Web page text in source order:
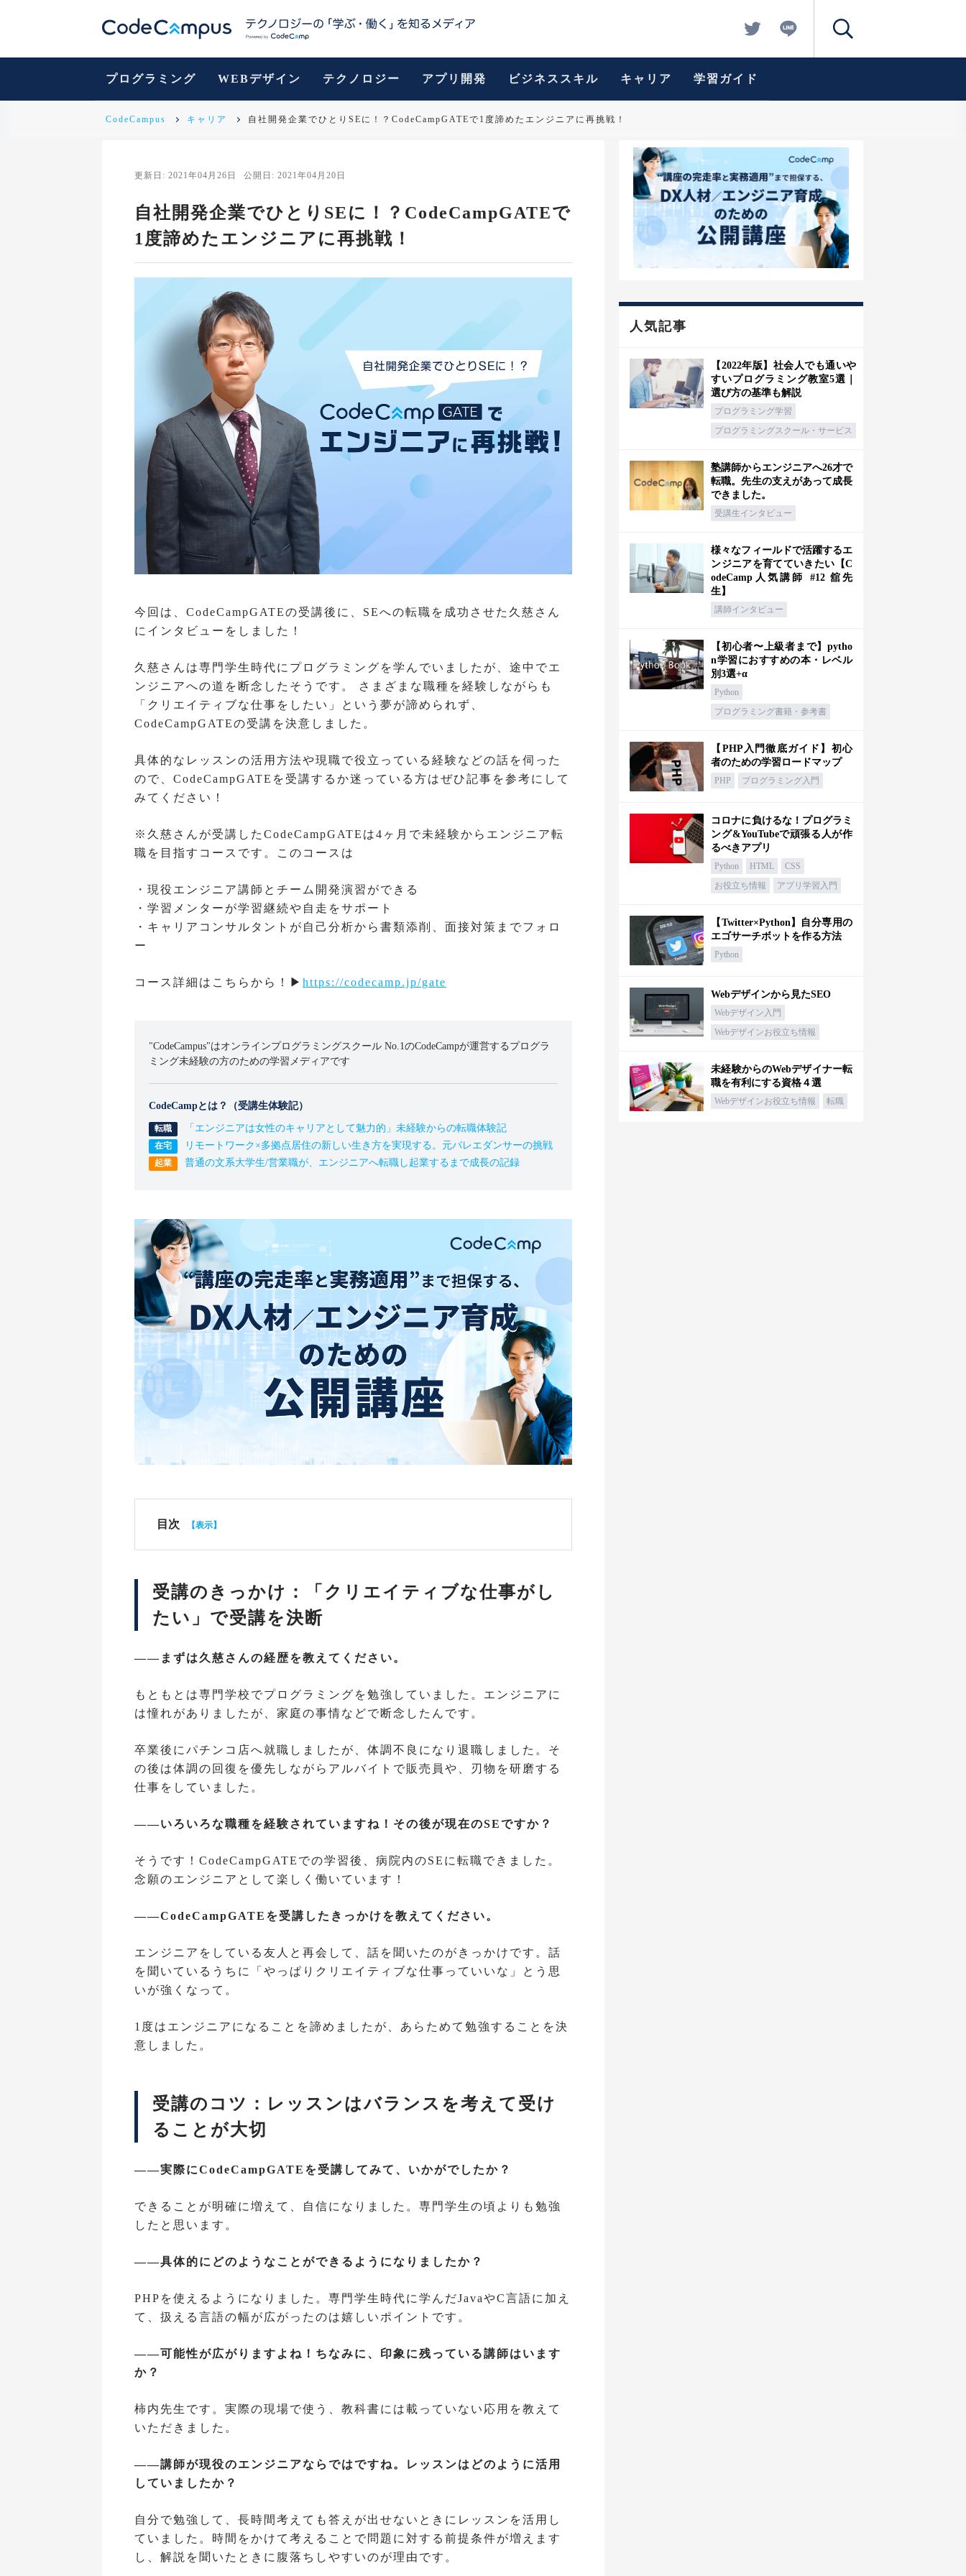
プログラミング WEBデザイン テクノロジー アプリ開発 ビジネススキル キャリア 学習ガイド
CodeCampus キャリア 自社開発企業でひとりSEに！？CodeCampGATEで1度諦めたエンジニアに再挑戦！
更新日: 2021年04月26日 公開日: 2021年04月20日
自社開発企業でひとりSEに！？CodeCampGATEで
1度諦めたエンジニアに再挑戦！
今回は、CodeCampGATEの受講後に、SEへの転職を成功させた久慈さん
にインタビューをしました！
久慈さんは専門学生時代にプログラミングを学んでいましたが、途中でエ
ンジニアへの道を断念したそうです。 さまざまな職種を経験しながらも
「クリエイティブな仕事をしたい」という夢が諦められず、
CodeCampGATEの受講を決意しました。
具体的なレッスンの活用方法や現職で役立っている経験などの話を伺った
ので、CodeCampGATEを受講するか迷っている方はぜひ記事を参考にして
みてください！
※久慈さんが受講したCodeCampGATEは4ヶ月で未経験からエンジニア転
職を目指すコースです。このコースは
・現役エンジニア講師とチーム開発演習ができる
・学習メンターが学習継続や自走をサポート
・キャリアコンサルタントが自己分析から書類添削、面接対策までフォロ
ー
コース詳細はこちらから！▶︎ https://codecamp.jp/gate
"CodeCampus"はオンラインプログラミングスクール No.1のCodeCampが運営するプログラ
ミング未経験の方のための学習メディアです
CodeCampとは？（受講生体験記）
「エンジニアは女性のキャリアとして魅力的」未経験からの転職体験記
リモートワーク×多拠点居住の新しい生き方を実現する。元バレエダンサーの挑戦
普通の文系大学生/営業職が、エンジニアへ転職し起業するまで成長の記録
目次
受講のきっかけ：「クリエイティブな仕事がし
たい」で受講を決断
――まずは久慈さんの経歴を教えてください。
もともとは専門学校でプログラミングを勉強していました。エンジニアに
は憧れがありましたが、家庭の事情などで断念したんです。
卒業後にパチンコ店へ就職しましたが、体調不良になり退職しました。そ
の後は体調の回復を優先しながらアルバイトで販売員や、刃物を研磨する
仕事をしていました。
――いろいろな職種を経験されていますね！その後が現在のSEですか？
そうです！CodeCampGATEでの学習後、病院内のSEに転職できました。
念願のエンジニアとして楽しく働いています！
――CodeCampGATEを受講したきっかけを教えてください。
エンジニアをしている友人と再会して、話を聞いたのがきっかけです。話
を聞いているうちに「やっぱりクリエイティブな仕事っていいな」とう思
いが強くなって。
1度はエンジニアになることを諦めましたが、あらためて勉強することを決
意しました。
受講のコツ：レッスンはバランスを考えて受け
ることが大切
――実際にCodeCampGATEを受講してみて、いかがでしたか？
できることが明確に増えて、自信になりました。専門学生の頃よりも勉強
したと思います。
――具体的にどのようなことができるようになりましたか？
PHPを使えるようになりました。専門学生時代に学んだJavaやC言語に加え
て、扱える言語の幅が広がったのは嬉しいポイントです。
――可能性が広がりますよね！ちなみに、印象に残っている講師はいます
か？
柿内先生です。実際の現場で使う、教科書には載っていない応用を教えて
いただきました。
――講師が現役のエンジニアならではですね。レッスンはどのように活用
していましたか？
自分で勉強して、長時間考えても答えが出せないときにレッスンを活用し
ていました。時間をかけて考えることで問題に対する前提条件が増えます
し、解説を聞いたときに腹落ちしやすいのが理由です。
人気記事
【2022年版】社会人でも通いや
すいプログラミング教室5選｜
選び方の基準も解説
プログラミング学習
プログラミングスクール・サービス
塾講師からエンジニアへ26才で
転職。先生の支えがあって成長
できました。
受講生インタビュー
様々なフィールドで活躍するエ
ンジニアを育てていきたい【C
odeCamp人気講師 #12 舘先
生】
講師インタビュー
【初心者〜上級者まで】pytho
n学習におすすめの本・レベル
別3選+α
Python
プログラミング書籍・参考書
【PHP入門徹底ガイド】初心
者のための学習ロードマップ
PHP プログラミング入門
コロナに負けるな！プログラミ
ング&YouTubeで頑張る人が作
るべきアプリ
Python HTML
CSS
お役立ち情報
アプリ学習入門
【Twitter×Python】自分専用の
エゴサーチボットを作る方法
Python
Webデザインから見たSEO
Webデザイン入門
Webデザインお役立ち情報
未経験からのWebデザイナー転
職を有利にする資格４選
Webデザインお役立ち情報 転職